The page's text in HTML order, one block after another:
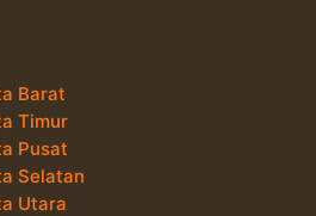
Barat
Timur
Pusat
Selatan
Utara